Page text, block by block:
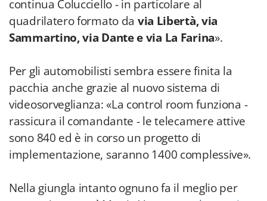
continua Colucciello - in particolare al
quadrilatero formato da via Libertà, via
Sammartino, via Dante e via La Farina».
Per gli automobilisti sembra essere finita la
pacchia anche grazie al nuovo sistema di
videosorveglianza: «La control room funziona -
rassicura il comandante - le telecamere attive
sono 840 ed è in corso un progetto di
implementazione, saranno 1400 complessive».
Nella giungla intanto ognuno fa il meglio per